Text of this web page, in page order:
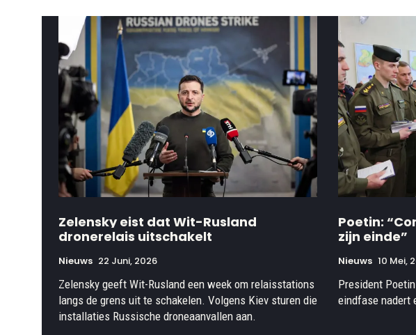
Zelensky eist dat Wit-Rusland
dronerelais uitschakelt
Nieuws 22 Juni, 2026
Zelensky geeft Wit-Rusland een week om relaisstations
langs de grens uit te schakelen. Volgens Kiev sturen die
installaties Russische droneaanvallen aan.
Poetin:
zijn einde”
Nieuws 10 Mei,
President
eindfase nadert